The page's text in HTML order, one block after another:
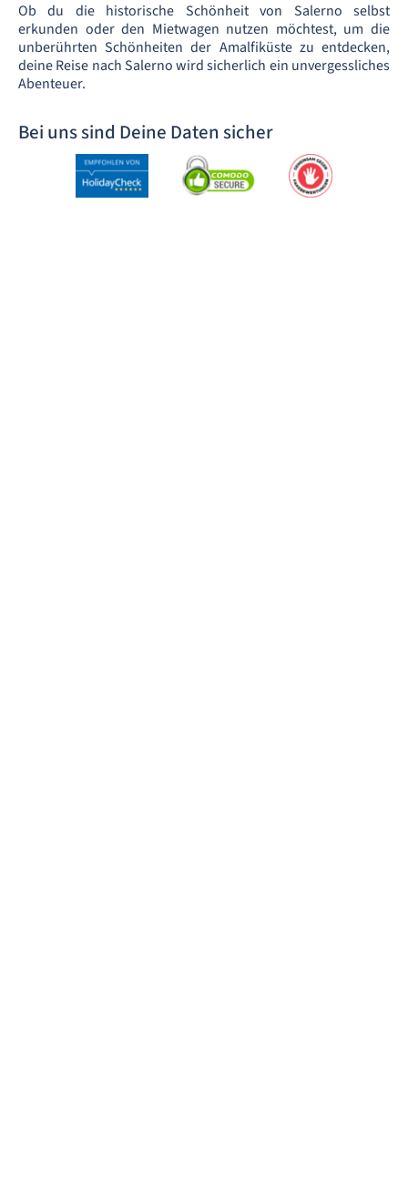
Ob du die historische Schönheit von Salerno selbst
erkunden oder den Mietwagen nutzen möchtest, um die
unberührten Schönheiten der Amalfiküste zu entdecken,
deine Reise nach Salerno wird sicherlich ein unvergessliches
Abenteuer.
Bei uns sind Deine Daten sicher